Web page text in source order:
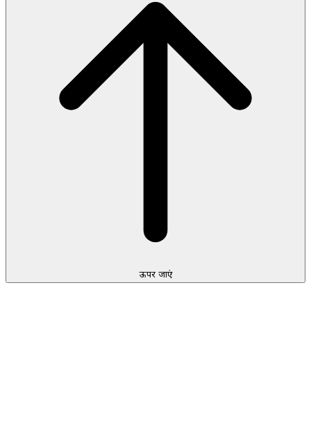
ऊपर जाएं